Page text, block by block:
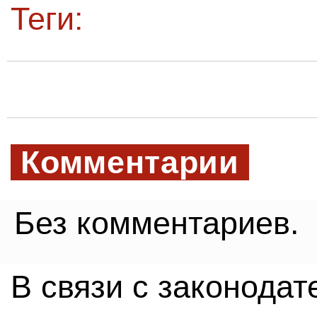
Теги:
Комментарии
Без комментариев.
В связи с